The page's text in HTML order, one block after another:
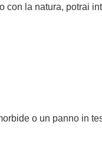
con la natura, potrai
o un panno in